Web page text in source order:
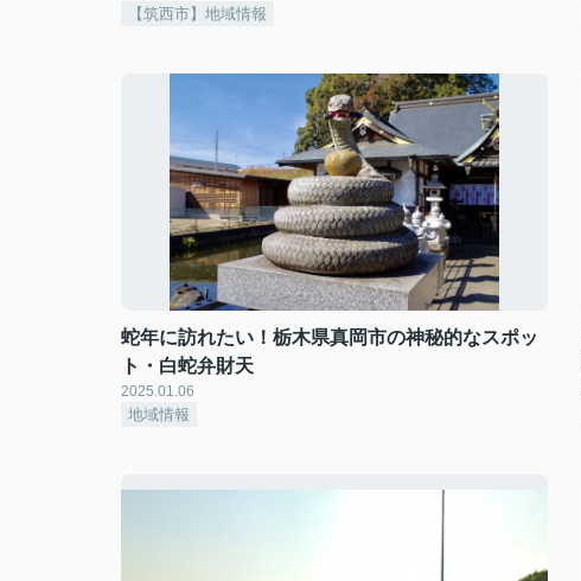
【筑西市】地域情報
蛇年に訪れたい！栃木県真岡市の神秘的なスポッ
ト・白蛇弁財天
2025.01.06
地域情報